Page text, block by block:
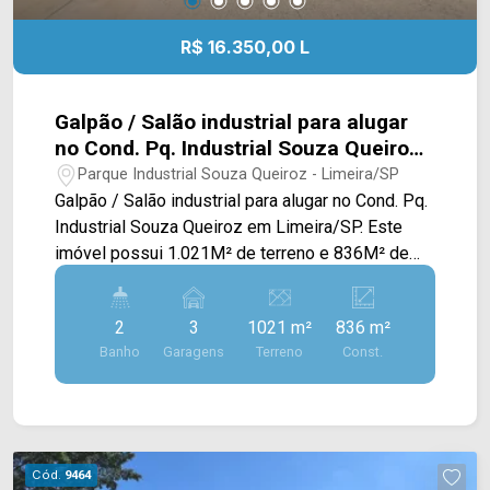
R$ 16.350,00 L
Galpão / Salão industrial para alugar
no Cond. Pq. Industrial Souza Queiroz
em Limeira/SP
Parque Industrial Souza Queiroz - Limeira/SP
Galpão / Salão industrial para alugar no Cond. Pq.
Industrial Souza Queiroz em Limeira/SP. Este
imóvel possui 1.021M² de terreno e 836M² de
construção, oferecendo um amplo salão,
recepção, escritório privativo, vestiário
feminino/masculino e garagem de caminhões e
caixa d`água. > 02 banheiros sociais; > 03 vagas
rotativas; Localizado no bairro Parque Industrial
Av. Luiz Bassete. Esta região conta com fácil
2
Banho
3
Garagens
1021 m²
Terreno
836 m²
Const.
Cód. 9464